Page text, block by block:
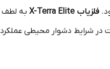
فلزیاب X-Terra Elite
به لطف
در شرایط دشوار محیطی